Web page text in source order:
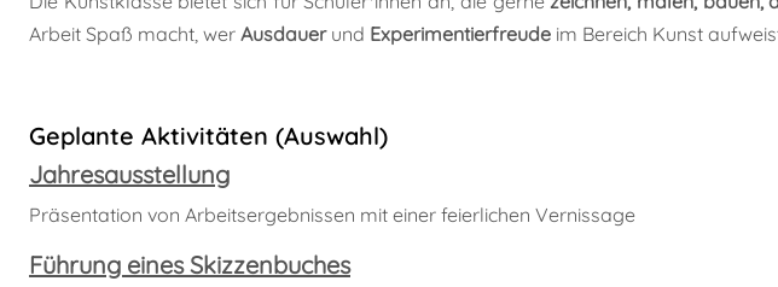
Arbeit Spaß macht, wer Ausdauerund Experimentierfreude im Bereich Kunst
Geplante Aktivitäten (Auswahl)
Jahresausstellung
Präsentation von Arbeitsergebnissen mit einer feierlichen Vernissage
Führung eines Skizzenbuches